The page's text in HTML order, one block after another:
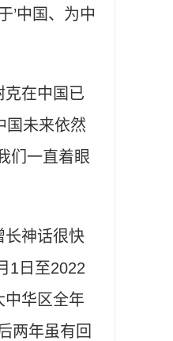
’中国、为中
在中国已
国未来依然
们一直着眼
神话很快
1日至2022
中华区全年
两年虽有回